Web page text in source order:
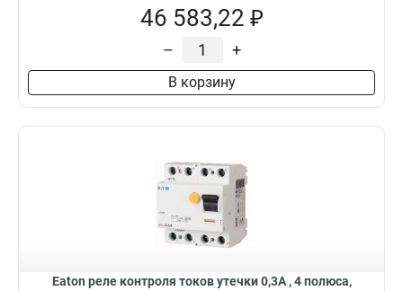
46 583,22 ₽
– +
В корзину
Eaton реле контроля токов утечки 0,3А , 4 полюса,